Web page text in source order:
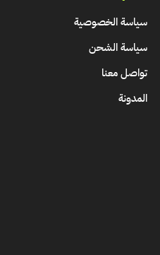
سياسة الخصوصية
سياسة الشحن
تواصل معنا
المدونة